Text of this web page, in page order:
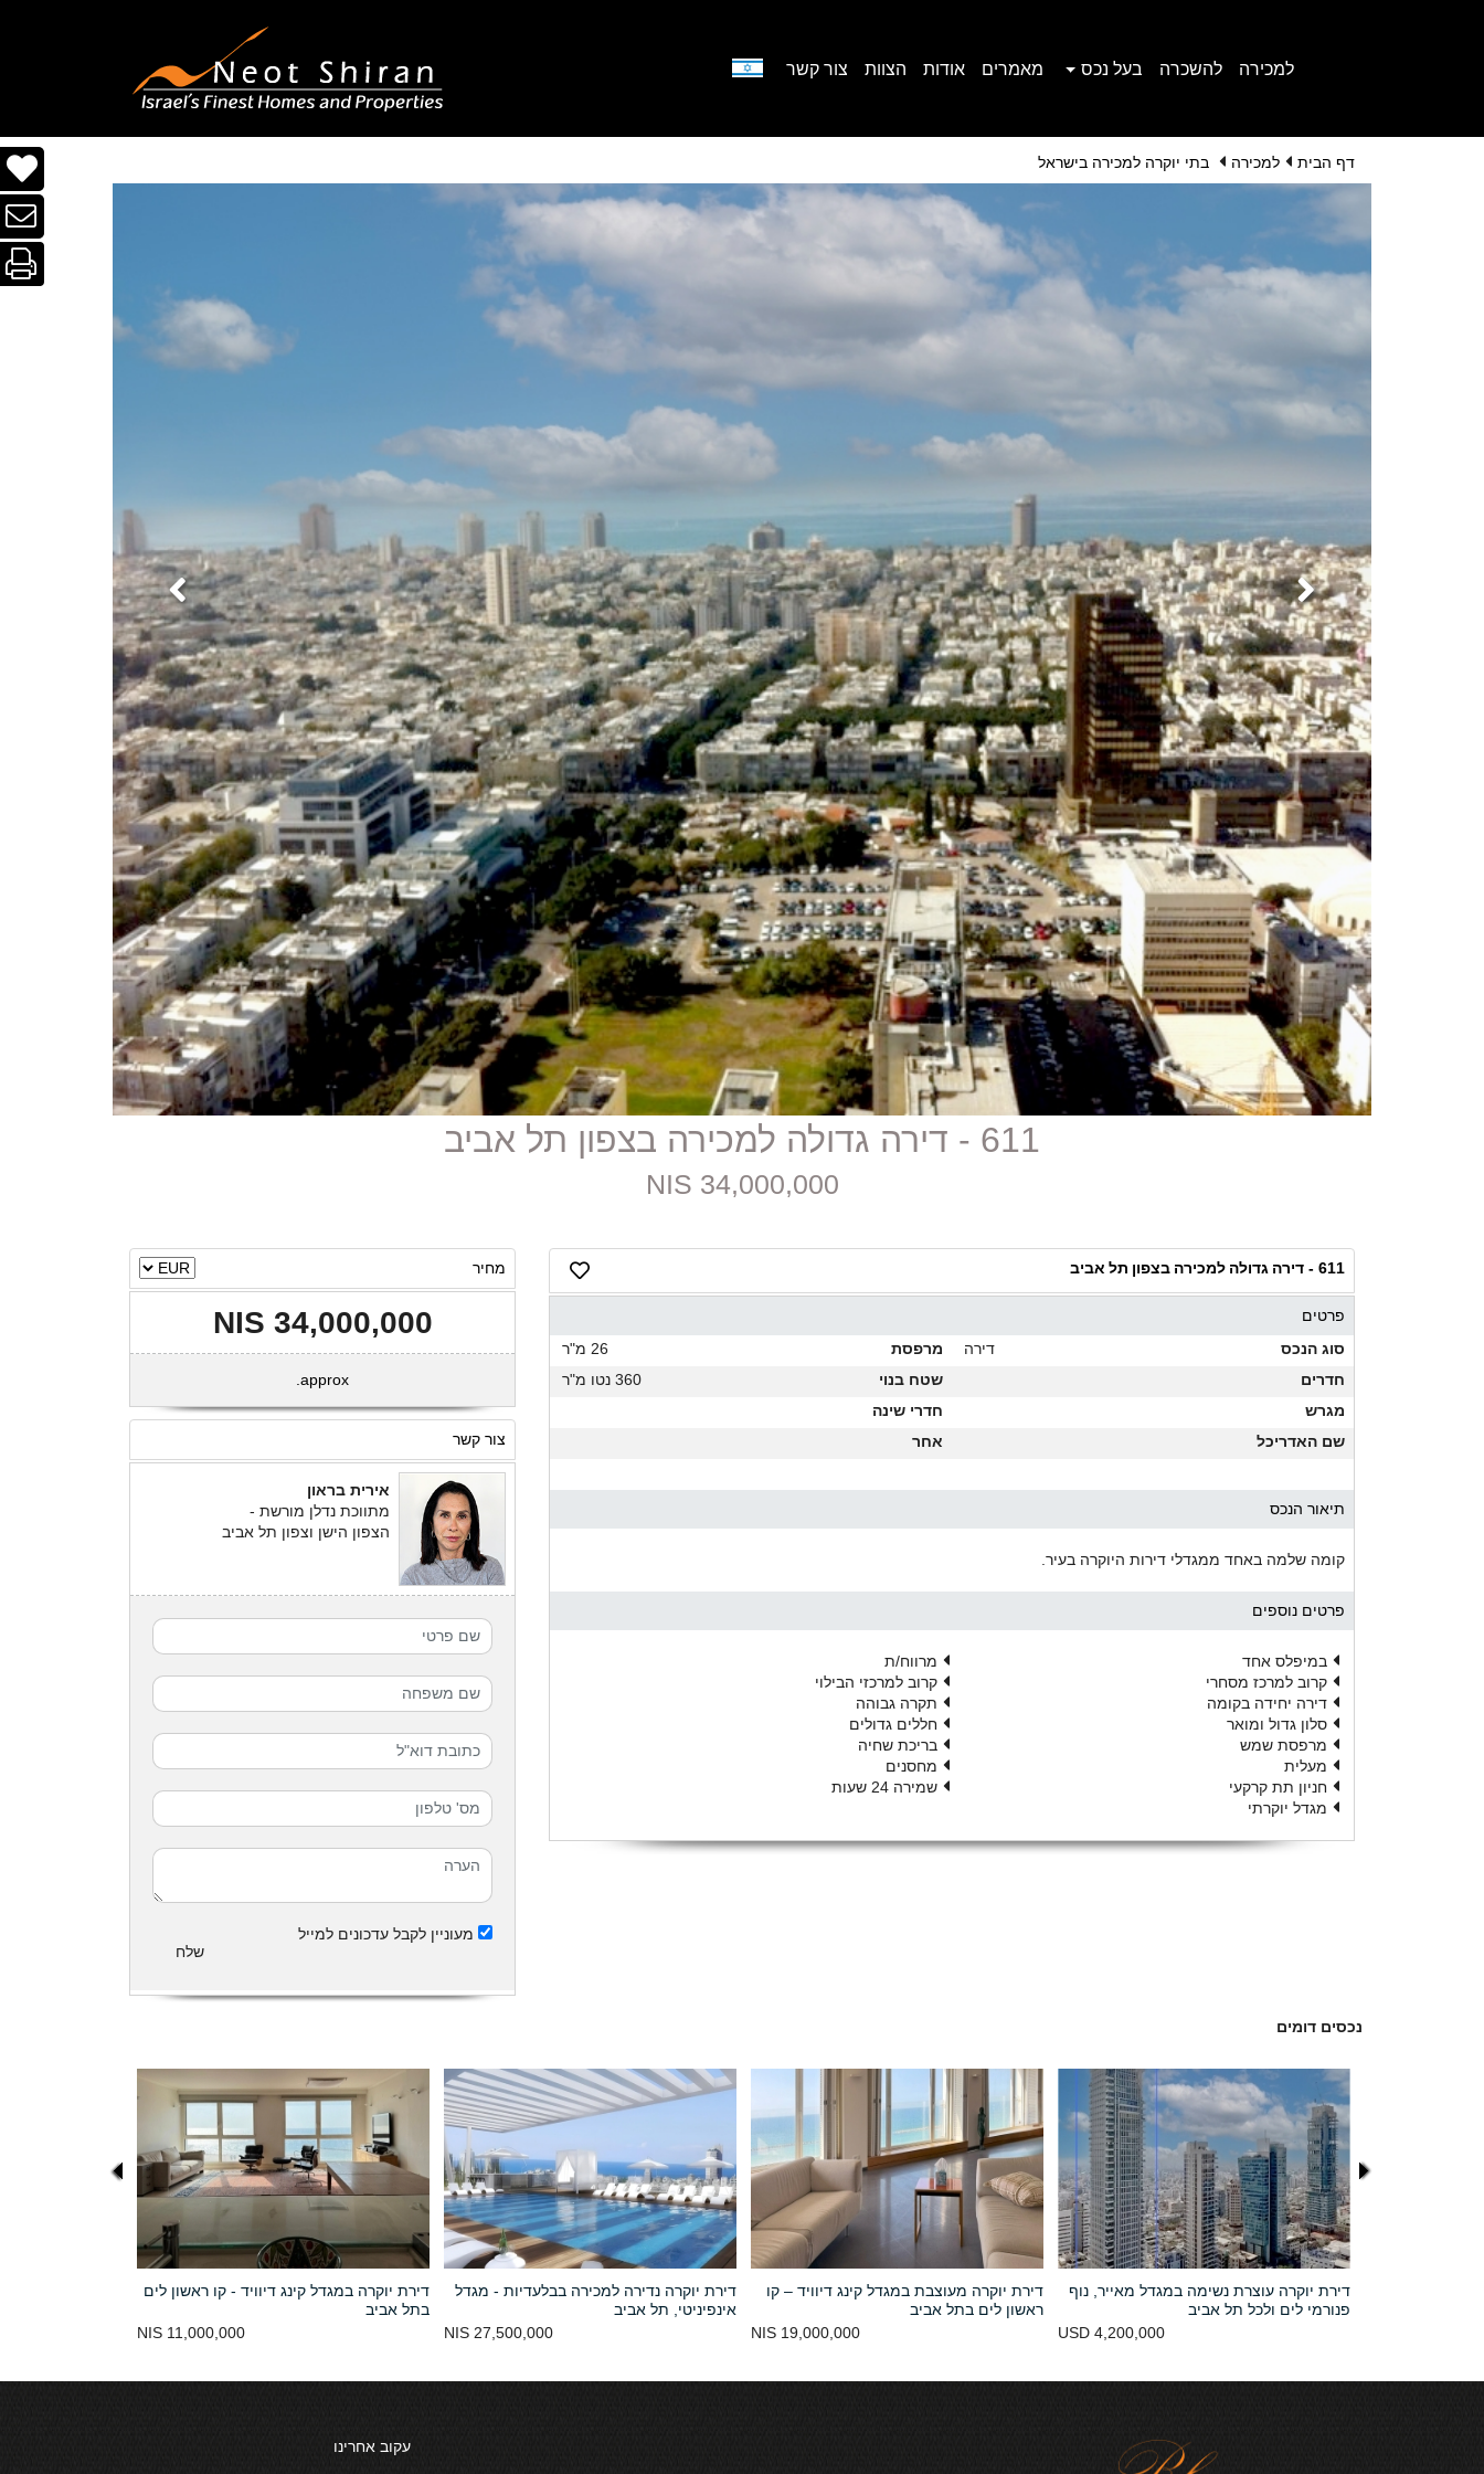
למכירה להשכרה בעל נכס מאמרים אודות הצוות צור קשר
דף הבית למכירה בתי יוקרה למכירה בישראל
611 - דירה גדולה למכירה בצפון תל אביב
34,000,000 NIS
611 - דירה גדולה למכירה בצפון תל אביב
פרטים
סוג הנכס
דירה מרפסת
26 מ"ר
חדרים
שטח בנוי
360 נטו מ"ר
מגרש
חדרי שינה
שם האדריכל
אחר
תיאור הנכס
קומה שלמה באחד ממגדלי דירות היוקרה בעיר.
פרטים נוספים
במיפלס אחד
מרווח/ת
קרוב למרכז מסחרי
קרוב למרכזי הבילוי
דירה יחידה בקומה
תקרה גבוהה
סלון גדול ומואר
חללים גדולים
מרפסת שמש
בריכת שחיה
מעלית
מחסנים
חניון תת קרקעי
שמירה 24 שעות
מגדל יוקרתי
מחיר
34,000,000 NIS
approx.
צור קשר
אירית בראון
מתווכת נדלן מורשת -
הצפון הישן וצפון תל אביב
מעוניין לקבל עדכונים למייל
שלח
נכסים דומים
דירת יוקרה במגדל קינג דיוויד - קו ראשון לים
בתל אביב
11,000,000 NIS
דירת יוקרה נדירה למכירה בבלעדיות - מגדל
אינפיניטי, תל אביב
27,500,000 NIS
דירת יוקרה מעוצבת במגדל קינג דיוויד – קו
ראשון לים בתל אביב
19,000,000 NIS
דירת יוקרה עוצרת נשימה במגדל מאייר, נוף
פנורמי לים ולכל תל אביב
USD 4,200,000
עקוב אחרינו